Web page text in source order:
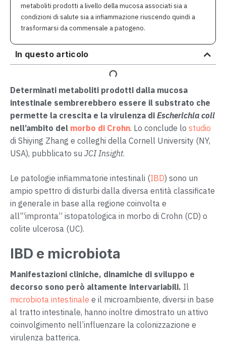
metaboliti prodotti a livello della mucosa associati sia a
condizioni di salute sia a infiammazione riuscendo quindi a
trasformarsi da commensale a patogeno.
In questo articolo
Determinati metaboliti prodotti dalla mucosa
intestinale sembrerebbero essere il substrato che
permette la crescita e la virulenza di Escherichia coli
nell’ambito del morbo di Crohn. Lo conclude lo studio
di Shiying Zhang e colleghi della Cornell University (NY,
USA), pubblicato su JCI Insight.
Le patologie infiammatorie intestinali (IBD) sono un
ampio spettro di disturbi dalla diversa entità classificate
in generale in base alla regione coinvolta e
all’“impronta” istopatologica in morbo di Crohn (CD) o
colite ulcerosa (UC).
IBD e microbiota
Manifestazioni cliniche, dinamiche di sviluppo e
decorso sono però altamente intervariabili. Il
microbiota intestinale e il microambiente, diversi in base
al tratto intestinale, hanno inoltre dimostrato un attivo
coinvolgimento nell’influenzare la colonizzazione e
virulenza batterica.